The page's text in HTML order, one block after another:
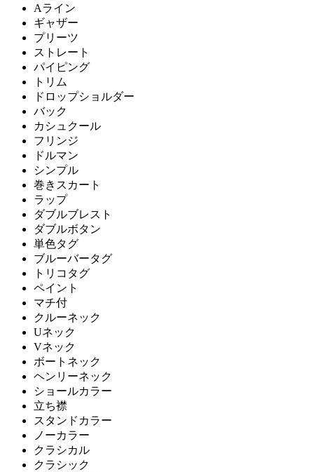
Aライン
ギャザー
プリーツ
ストレート
パイピング
トリム
ドロップショルダー
バック
カシュクール
フリンジ
ドルマン
シンプル
巻きスカート
ラップ
ダブルブレスト
ダブルボタン
単色タグ
ブルーバータグ
トリコタグ
ペイント
マチ付
クルーネック
Uネック
Vネック
ボートネック
ヘンリーネック
ショールカラー
立ち襟
スタンドカラー
ノーカラー
クラシカル
クラシック